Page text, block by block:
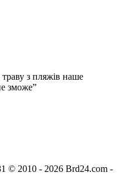
з пляжів наше
зможе”
© 2010 - 2026 Brd24.com -